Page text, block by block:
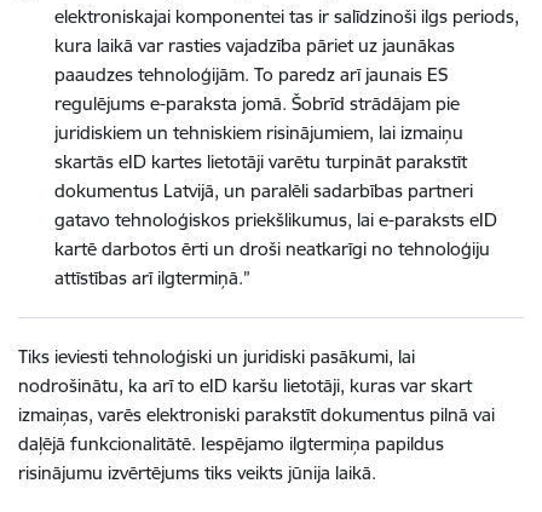
elektroniskajai komponentei tas ir salīdzinoši ilgs periods,
kura laikā var rasties vajadzība pāriet uz jaunākas
paaudzes tehnoloģijām. To paredz arī jaunais ES
regulējums e-paraksta jomā. Šobrīd strādājam pie
juridiskiem un tehniskiem risinājumiem, lai izmaiņu
skartās eID kartes lietotāji varētu turpināt parakstīt
dokumentus Latvijā, un paralēli sadarbības partneri
gatavo tehnoloģiskos priekšlikumus, lai e-paraksts eID
kartē darbotos ērti un droši neatkarīgi no tehnoloģiju
attīstības arī ilgtermiņā.”
Tiks ieviesti tehnoloģiski un juridiski pasākumi, lai
nodrošinātu, ka arī to eID karšu lietotāji, kuras var skart
izmaiņas, varēs elektroniski parakstīt dokumentus pilnā vai
daļējā funkcionalitātē. Iespējamo ilgtermiņa papildus
risinājumu izvērtējums tiks veikts jūnija laikā.